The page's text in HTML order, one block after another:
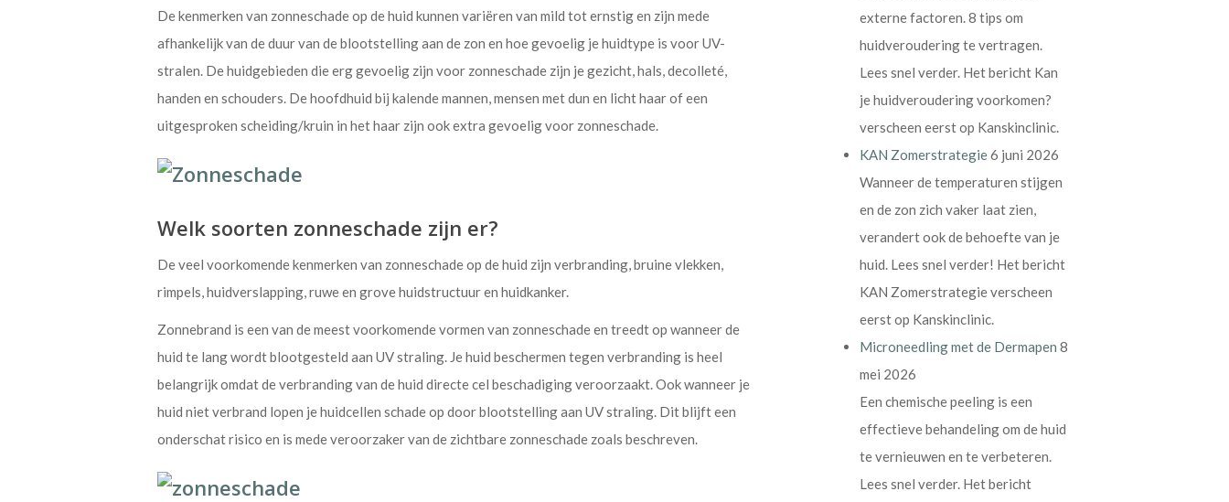
De kenmerken van zonneschade op de huid kunnen variëren van mild tot ernstig en zijn mede
afhankelijk van de duur van de blootstelling aan de zon en hoe gevoelig je huidtype is voor UV-
stralen. De huidgebieden die erg gevoelig zijn voor zonneschade zijn je gezicht, hals, decolleté,
handen en schouders. De hoofdhuid bij kalende mannen, mensen met dun en licht haar of een
uitgesproken scheiding/kruin in het haar zijn ook extra gevoelig voor zonneschade.
Welk soorten zonneschade zijn er?
De veel voorkomende kenmerken van zonneschade op de huid zijn verbranding, bruine vlekken,
rimpels, huidverslapping, ruwe en grove huidstructuur en huidkanker.
Zonnebrand is een van de meest voorkomende vormen van zonneschade en treedt op wanneer de
huid te lang wordt blootgesteld aan UV straling. Je huid beschermen tegen verbranding is heel
belangrijk omdat de verbranding van de huid directe cel beschadiging veroorzaakt. Ook wanneer je
huid niet verbrand lopen je huidcellen schade op door blootstelling aan UV straling. Dit blijft een
onderschat risico en is mede veroorzaker van de zichtbare zonneschade zoals beschreven.
externe factoren. 8 tips om
huidveroudering te vertragen.
Lees snel verder. Het bericht Kan
je huidveroudering voorkomen?
verscheen eerst op Kanskinclinic.
KAN Zomerstrategie6 juni 2026
Wanneer de temperaturen stijgen
en de zon zich vaker laat zien,
verandert ook de behoefte van je
huid. Lees snel verder! Het bericht
KAN Zomerstrategie verscheen
eerst op Kanskinclinic.
Microneedling met de Dermapen 8
mei 2026
Een chemische peeling is een
effectieve behandeling om de huid
te vernieuwen en te verbeteren.
Lees snel verder. Het bericht